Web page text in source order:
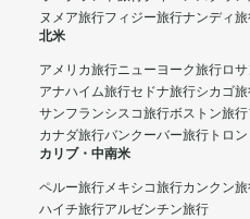
ヌメア旅行フィジー旅行ナンディ
北米
アメリカ旅行ニューヨーク旅行ロ
アナハイム旅行セドナ旅行シカゴ
サンフランシスコ旅行ボストン旅行
カナダ旅行バンクーバー旅行 トロ
カリブ・中南米
ペルー旅行メキシコ旅行カンクン
ハイチ旅行アルゼンチン旅行